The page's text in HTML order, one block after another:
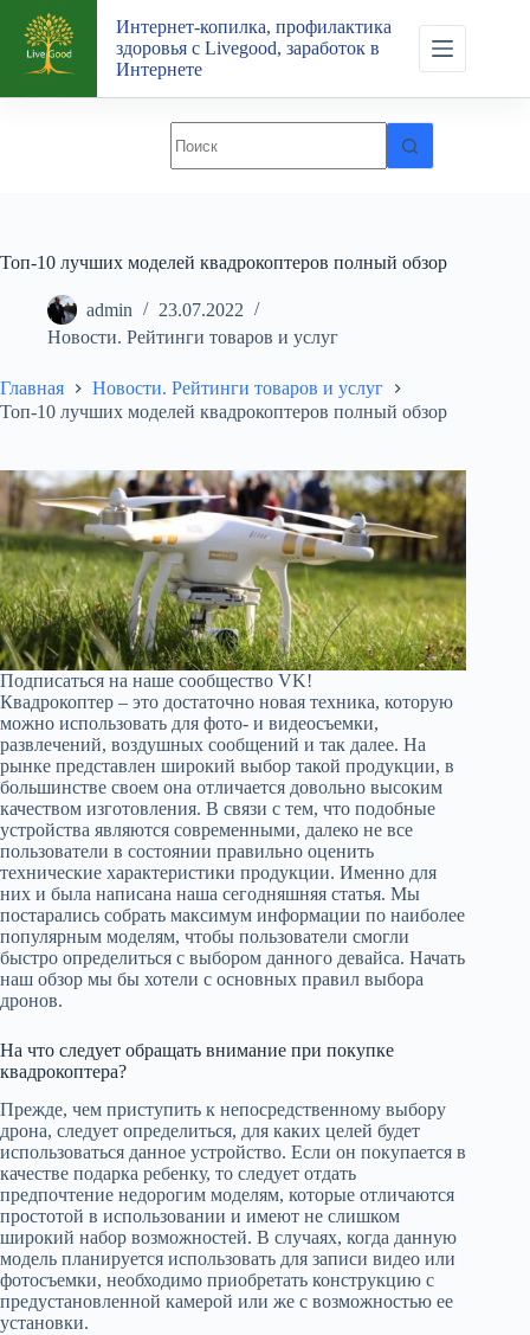
Перейти
сути
Интернет-копилка, профилактика
здоровья с Livegood, заработок в
Интернете
Топ-10 лучших моделей квадрокоптеров полный обзор
admin
23.07.2022
Новости. Рейтинги товаров и услуг
Главная
Новости. Рейтинги товаров и услуг
Топ-10 лучших моделей квадрокоптеров полный обзор
Подписаться на наше сообщество VK!
Квадрокоптер – это достаточно новая техника, которую
можно использовать для фото- и видеосъемки,
развлечений, воздушных сообщений и так далее. На
рынке представлен широкий выбор такой продукции, в
большинстве своем она отличается довольно высоким
качеством изготовления. В связи с тем, что подобные
устройства являются современными, далеко не все
пользователи в состоянии правильно оценить
технические характеристики продукции. Именно для
них и была написана наша сегодняшняя статья. Мы
постарались собрать максимум информации по наиболее
популярным моделям, чтобы пользователи смогли
быстро определиться с выбором данного девайса. Начать
наш обзор мы бы хотели с основных правил выбора
дронов.
На что следует обращать внимание при покупке
квадрокоптера?
Прежде, чем приступить к непосредственному выбору
дрона, следует определиться, для каких целей будет
использоваться данное устройство. Если он покупается в
качестве подарка ребенку, то следует отдать
предпочтение недорогим моделям, которые отличаются
простотой в использовании и имеют не слишком
широкий набор возможностей. В случаях, когда данную
модель планируется использовать для записи видео или
фотосъемки, необходимо приобретать конструкцию с
предустановленной камерой или же с возможностью ее
установки.